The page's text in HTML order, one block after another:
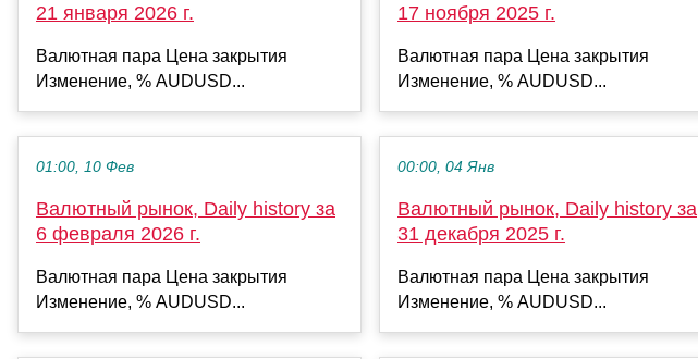
21 января 2026 г.
Валютная пара Цена закрытия
Изменение, % AUDUSD...
01:00, 10 Фев
Валютный рынок, Daily history за
6 февраля 2026 г.
Валютная пара Цена закрытия
Изменение, % AUDUSD...
17 ноября 2025 г.
Валютная пара Цена закрытия
Изменение, % AUDUSD...
00:00, 04 Янв
Валютный рынок, Daily history за
31 декабря 2025 г.
Валютная пара Цена закрытия
Изменение, % AUDUSD...